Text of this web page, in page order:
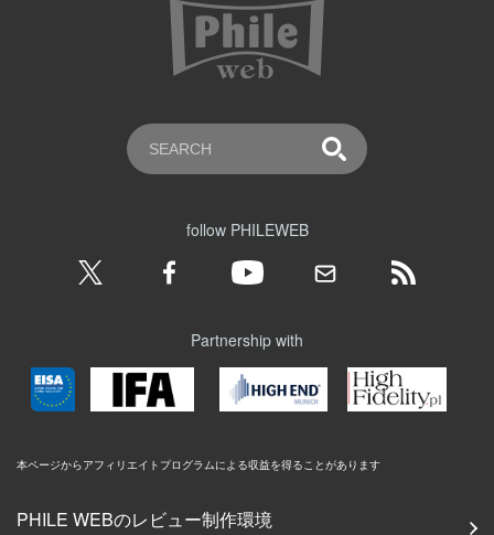
follow PHILEWEB
Partnership with
本ページからアフィリエイトプログラムによる収益を得ることがあります
PHILE WEBのレビュー制作環境